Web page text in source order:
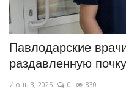
Павлодарские
раздавленную почку
Июнь 3, 2025 0 830